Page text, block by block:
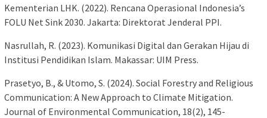
Kementerian LHK. (2022). Rencana Operasional Indonesia’s
FOLU Net Sink 2030. Jakarta: Direktorat Jenderal PPI.
Nasrullah, R. (2023). Komunikasi Digital dan Gerakan Hijau di
Institusi Pendidikan Islam. Makassar: UIM Press.
Prasetyo, B., & Utomo, S. (2024). Social Forestry and Religious
Communication: A New Approach to Climate Mitigation.
Journal of Environmental Communication, 18(2), 145-